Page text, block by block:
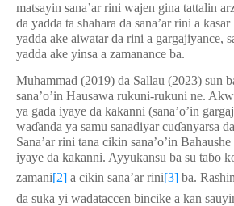
matsayin sana’ar rini wajen gina tattalin
da yadda ta shahara da sana’ar rini a ƙasar
yadda ake aiwatar da rini a gargajiyance,
yadda ake yinsa a zamanance ba.
Muhammad (2019) da Sallau (2023) sun
sana’o’in Hausawa rukuni-rukuni ne.
ya gada iyaye da kakanni (sana’o’in
waɗanda ya samu sanadiyar cuɗanyarsa
Sana’ar rini tana cikin sana’o’in
iyaye da kakanni. Ayyukansu ba su taɓo
zamani[2] a cikin sana’ar rini[3] ba.
da suka yi wadataccen bincike a kan